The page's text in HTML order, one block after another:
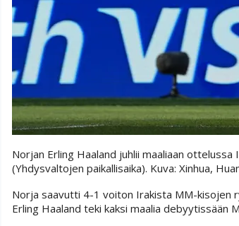
Norjan Erling Haaland juhlii maaliaan
(Yhdysvaltojen paikallisaika). Kuva: Xinhua,
Norja saavutti 4-1 voiton Irakista MM-kisojen
Erling Haaland teki kaksi maalia debyytissään